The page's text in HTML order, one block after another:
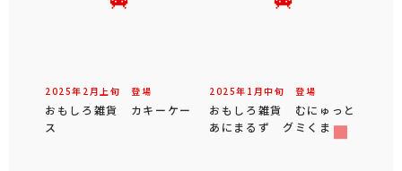
2025年 2 月 上旬 登場
おもしろ雑貨 カキーケー
ス
2025年 1 月中旬 登場
おもしろ雑貨 むにゅっと
あにまるず グミくま